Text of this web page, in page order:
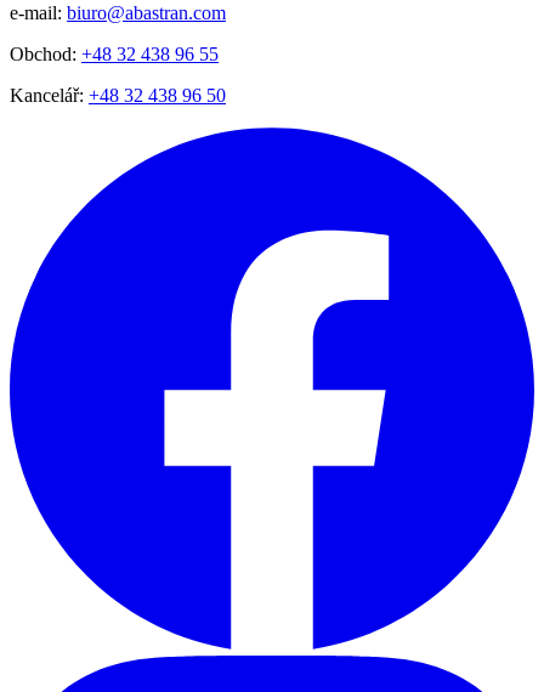
e-mail: biuro@abastran.com
Obchod: +48 32 438 96 55
Kancelář: +48 32 438 96 50